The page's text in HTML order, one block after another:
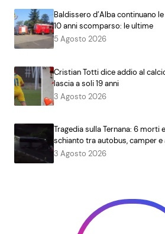
Baldissero d’Alba continuano
10 anni scomparso: le ultime
5 Agosto 2026
Cristian Totti dice addio al
lascia a soli 19 anni
3 Agosto 2026
Tragedia sulla Ternana: 6 morti
schianto tra autobus, camper e
3 Agosto 2026